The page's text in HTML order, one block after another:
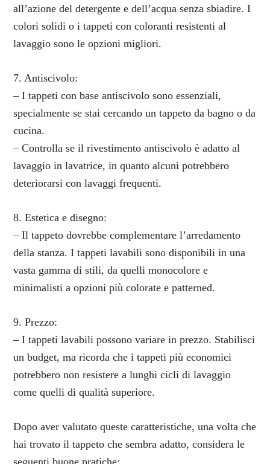
all’azione del detergente e dell’acqua senza sbiadire. I
colori solidi o i tappeti con coloranti resistenti al
lavaggio sono le opzioni migliori.
7. Antiscivolo:
– I tappeti con base antiscivolo sono essenziali,
specialmente se stai cercando un tappeto da bagno o da
cucina.
– Controlla se il rivestimento antiscivolo è adatto al
lavaggio in lavatrice, in quanto alcuni potrebbero
deteriorarsi con lavaggi frequenti.
8. Estetica e disegno:
– Il tappeto dovrebbe complementare l’arredamento
della stanza. I tappeti lavabili sono disponibili in una
vasta gamma di stili, da quelli monocolore e
minimalisti a opzioni più colorate e patterned.
9. Prezzo:
– I tappeti lavabili possono variare in prezzo. Stabilisci
un budget, ma ricorda che i tappeti più economici
potrebbero non resistere a lunghi cicli di lavaggio
come quelli di qualità superiore.
Dopo aver valutato queste caratteristiche, una volta che
hai trovato il tappeto che sembra adatto, considera le
seguenti buone pratiche: